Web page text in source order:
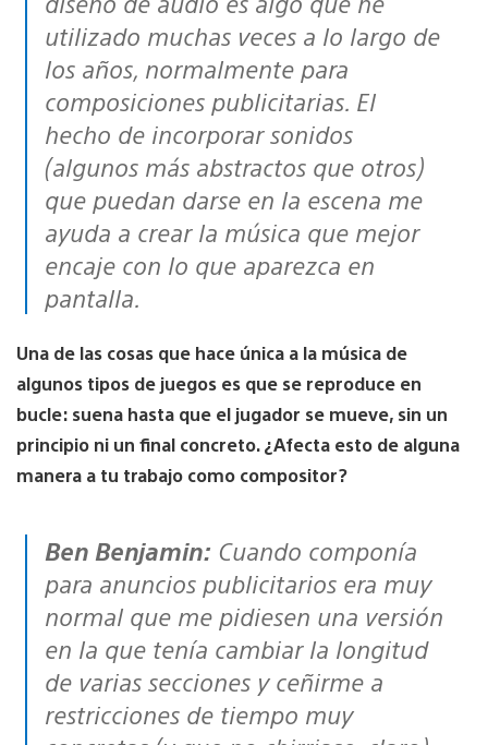
utilizado muchas veces a lo largo de
los años, normalmente para
composiciones publicitarias. El
hecho de incorporar sonidos
(algunos más abstractos que otros)
que puedan darse en la escena me
ayuda a crear la música que mejor
encaje con lo que aparezca en
pantalla.
Una de las cosas que hace única a la música de
algunos tipos de juegos es que se reproduce en
bucle: suena hasta que el jugador se mueve, sin un
principio ni un final concreto. ¿Afecta esto de alguna
manera a tu trabajo como compositor?
Ben Benjamin: Cuando componía
para anuncios publicitarios era muy
normal que me pidiesen una versión
en la que tenía cambiar la longitud
de varias secciones y ceñirme a
restricciones de tiempo muy